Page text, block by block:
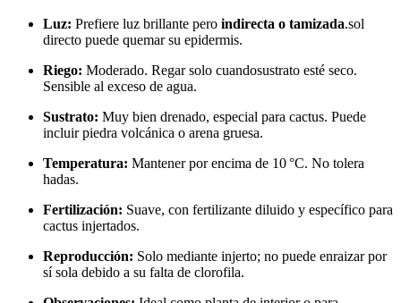
Luz: Prefiere luz brillante pero indirecta o tamizada.sol
directo puede quemar su epidermis.
Riego: Moderado. Regar solo cuandosustrato esté seco.
Sensible al exceso de agua.
Sustrato: Muy bien drenado, especial para cactus. Puede
incluir piedra volcánica o arena gruesa.
Temperatura: Mantener por encima de 10 °C. No tolera
hadas.
Fertilización: Suave, con fertilizante diluido y específico para
cactus injertados.
Reproducción: Solo mediante injerto; no puede enraizar por
sí sola debido a su falta de clorofila.